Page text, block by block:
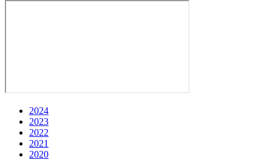
2024
2023
2022
2021
2020